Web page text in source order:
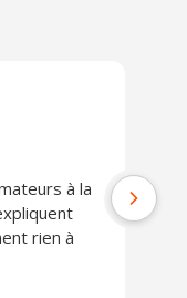
à la
rien à